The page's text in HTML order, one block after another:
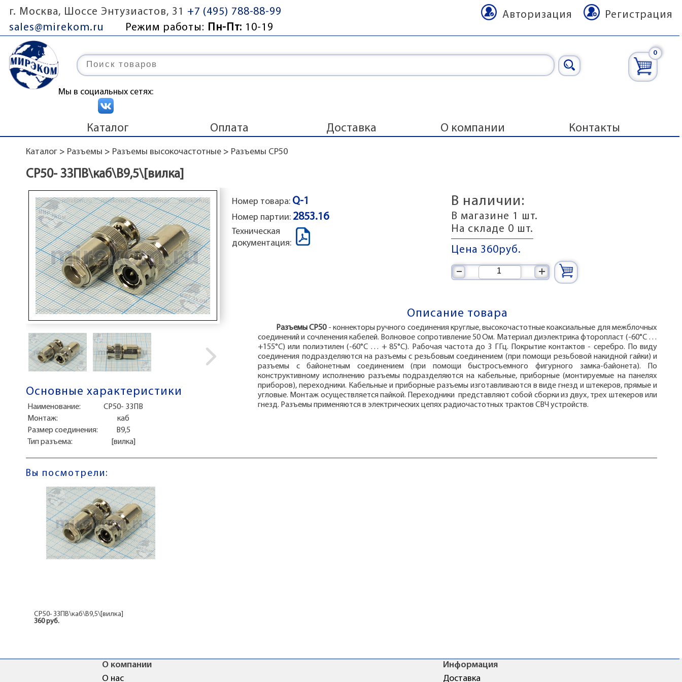
г. Москва, Шоссе Энтузиастов, 31
+7 (495) 788-88-99
sales@mirekom.ru
Режим работы: Пн-Пт: 10-19
Регистрация
Авторизация
Мы в социальных сетях:
0
Каталог Оплата Доставка О компании Контакты
Каталог> Разъемы > Разъемы высокочастотные> Разъемы СР50
СР50- 33ПВ\каб\B9,5\[вилка]
Номер товара: Q-1
Номер партии: 2853.16
Техническая
документация:
В наличии:
В магазине 1 шт.
На складе 0 шт.
Цена 360руб.
+
–
Описание товара
Разъемы СР50 - коннекторы ручного соединения круглые, высокочастотные коаксиальные для межблочных
соединений и сочленения кабелей. Волновое сопротивление 50 Ом. Материал диэлектрика фторопласт (-60°С …
+155°С) или полиэтилен (-60°С … + 85°С). Рабочая частота до 3 ГГц. Покрытие контактов - серебро. По виду
соединения подразделяются на разъемы с резьбовым соединением (при помощи резьбовой накидной гайки) и
разъемы с байонетным соединением (при помощи быстросъемного фигурного замка-байонета). По
конструктивному исполнению разъемы подразделяются на кабельные, приборные (монтируемые на панелях
приборов), переходники. Кабельные и приборные разъемы изготавливаются в виде гнезд и штекеров, прямые и
угловые. Монтаж осуществляется пайкой. Переходники представляют собой сборки из двух, трех штекеров или
гнезд. Разъемы применяются в электрических цепях радиочастотных трактов СВЧ устройств.
Основные характеристики
Наименование:
СР50- 33ПВ
Монтаж:
каб
Размер соединения:
B9,5
Тип разъема:
[вилка]
Вы посмотрели:
СР50- 33ПВ\каб\B9,5\[вилка]
360 руб.
О компании
О нас
Информация
Доставка